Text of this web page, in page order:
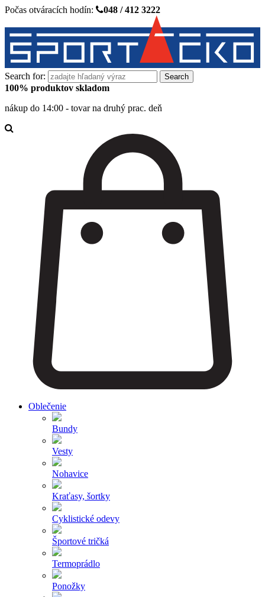
Počas otváracích hodín: 048 / 412 3222
Search for:
100% produktov skladom
nákup do 14:00 - tovar na druhý prac. deň
Oblečenie
Bundy
Vesty
Nohavice
Kraťasy, šortky
Cyklistické odevy
Športové tričká
Termoprádlo
Ponožky